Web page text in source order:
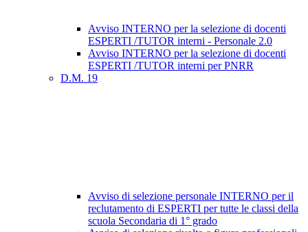
Avviso INTERNO per la selezione di docenti
ESPERTI /TUTOR interni - Personale 2.0
Avviso INTERNO per la selezione di docenti
ESPERTI /TUTOR interni per PNRR
D.M. 19
Avviso di selezione personale INTERNO per il
reclutamento di ESPERTI per tutte le classi della
scuola Secondaria di 1° grado